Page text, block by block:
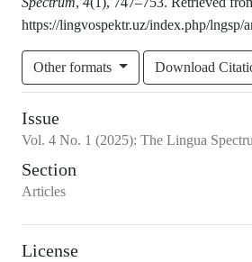
https://lingvospektr.uz/index.php/lngsp/
Other formats Download
Issue
Vol. 4 No. 1 (2025): The Lingua
Section
Articles
License